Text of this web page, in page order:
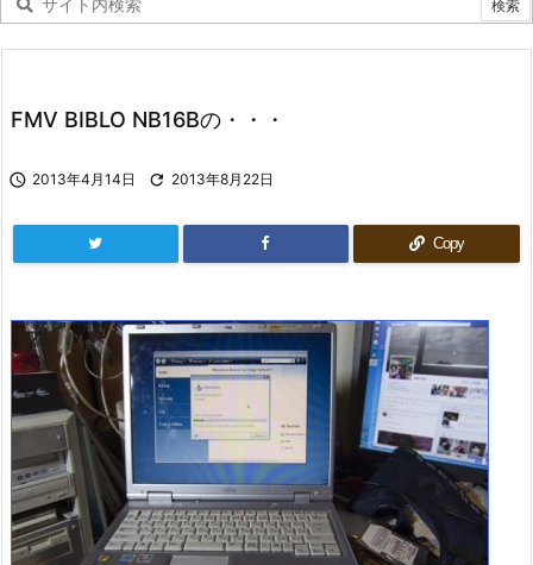
FMV BIBLO NB16Bの・・・
 2013年4月14日  2013年8月22日
Copy